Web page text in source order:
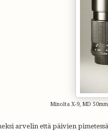
Minolta X-9, MD
arvelin että päivien